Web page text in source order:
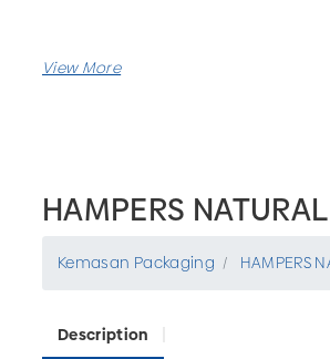
HAMPERS NATURAL
Kemasan Packaging HAMPERS
Description